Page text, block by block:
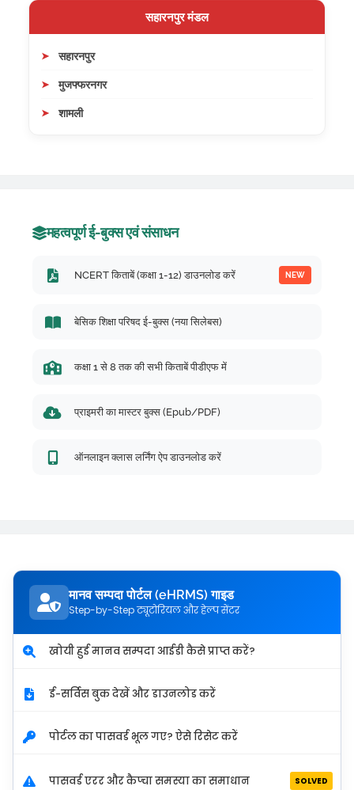
सहारनपुर मंडल
सहारनपुर
मुजफ्फरनगर
शामली
महत्वपूर्ण ई-बुक्स एवं संसाधन
NCERT किताबें (कक्षा 1-12) डाउनलोड करें NEW
बेसिक शिक्षा परिषद ई-बुक्स (नया सिलेबस)
कक्षा 1 से 8 तक की सभी किताबें पीडीएफ में
प्राइमरी का मास्टर बुक्स (Epub/PDF)
ऑनलाइन क्लास लर्निंग ऐप डाउनलोड करें
मानव सम्पदा पोर्टल (eHRMS) गाइड
Step-by-Step ट्यूटोरियल और हेल्प सेंटर
खोयी हुई मानव सम्पदा आईडी कैसे प्राप्त करें?
ई-सर्विस बुक देखें और डाउनलोड करें
पोर्टल का पासवर्ड भूल गए? ऐसे रिसेट करें
पासवर्ड एरर और कैप्चा समस्या का समाधान SOLVED